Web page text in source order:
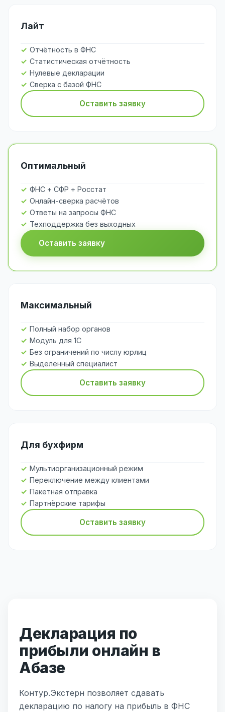
Лайт
Отчётность в ФНС
Статистическая отчётность
Нулевые декларации
Сверка с базой ФНС
Оставить заявку
Оптимальный
ФНС + СФР + Росстат
Онлайн-сверка расчётов
Ответы на запросы ФНС
Техподдержка без выходных
Оставить заявку
Максимальный
Полный набор органов
Модуль для 1С
Без ограничений по числу юрлиц
Выделенный специалист
Оставить заявку
Для бухфирм
Мультиорганизационный режим
Переключение между клиентами
Пакетная отправка
Партнёрские тарифы
Оставить заявку
Декларация по
прибыли онлайн в
Абазе
Контур.Экстерн позволяет сдавать
декларацию по налогу на прибыль в ФНС